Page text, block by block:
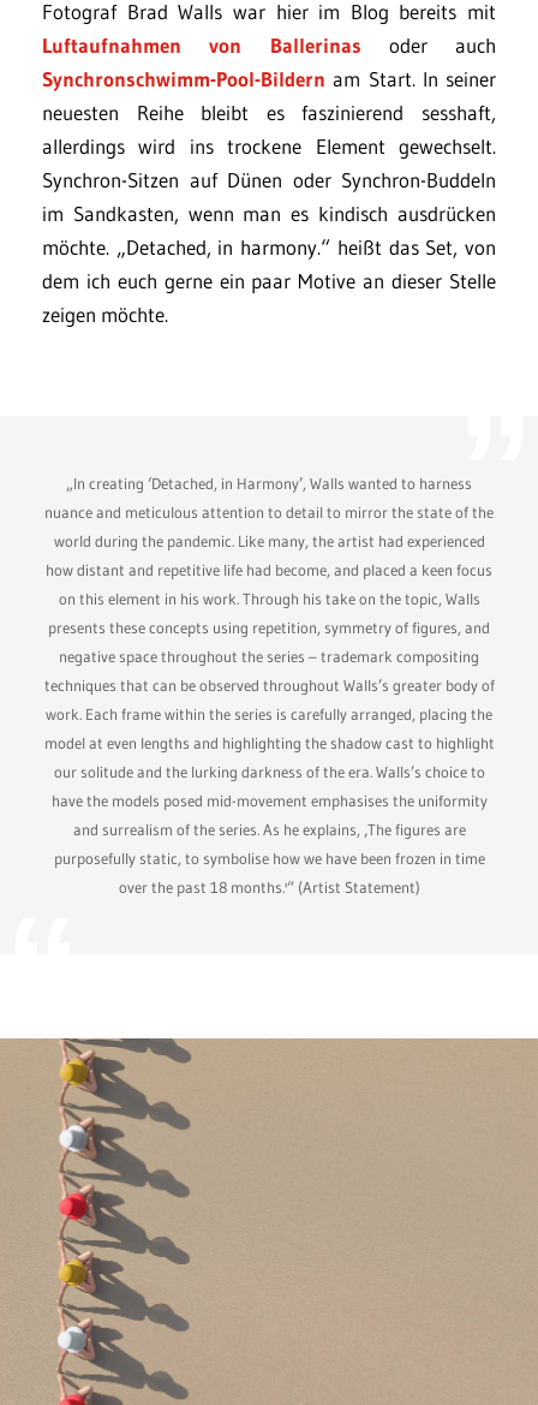
Fotograf Brad Walls war hier im Blog bereits mit
Luftaufnahmen von Ballerinas oder auch
Synchronschwimm-Pool-Bildern am Start. In seiner
neuesten Reihe bleibt es faszinierend sesshaft,
allerdings wird ins trockene Element gewechselt.
Synchron-Sitzen auf Dünen oder Synchron-Buddeln
im Sandkasten, wenn man es kindisch ausdrücken
möchte. „Detached, in harmony.“ heißt das Set, von
dem ich euch gerne ein paar Motive an dieser Stelle
zeigen möchte.
„In creating ‘Detached, in Harmony’, Walls wanted to harness
nuance and meticulous attention to detail to mirror the state of the
world during the pandemic. Like many, the artist had experienced
how distant and repetitive life had become, and placed a keen focus
on this element in his work. Through his take on the topic, Walls
presents these concepts using repetition, symmetry of figures, and
negative space throughout the series – trademark compositing
techniques that can be observed throughout Walls’s greater body of
work. Each frame within the series is carefully arranged, placing the
model at even lengths and highlighting the shadow cast to highlight
our solitude and the lurking darkness of the era. Walls’s choice to
have the models posed mid-movement emphasises the uniformity
and surrealism of the series. As he explains, ‚The figures are
purposefully static, to symbolise how we have been frozen in time
over the past 18 months.'“ (Artist Statement)